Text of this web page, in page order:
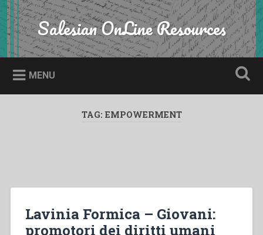
Skip
to
content
Search Salesian OnLine Resources
MENU
TAG: EMPOWERMENT
Lavinia Formica – Giovani:
promotori dei diritti umani